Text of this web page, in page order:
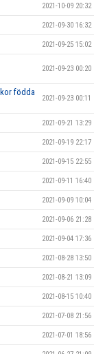
2021-10-09 20:32
2021-09-30 16:32
2021-09-25 15:02
2021-09-23 00:20
födda
2021-09-23 00:11
2021-09-21 13:29
2021-09-19 22:17
2021-09-15 22:55
2021-09-11 16:40
2021-09-09 10:04
2021-09-06 21:28
2021-09-04 17:36
2021-08-28 13:50
2021-08-21 13:09
2021-08-15 10:40
2021-07-08 21:56
2021-07-01 18:56